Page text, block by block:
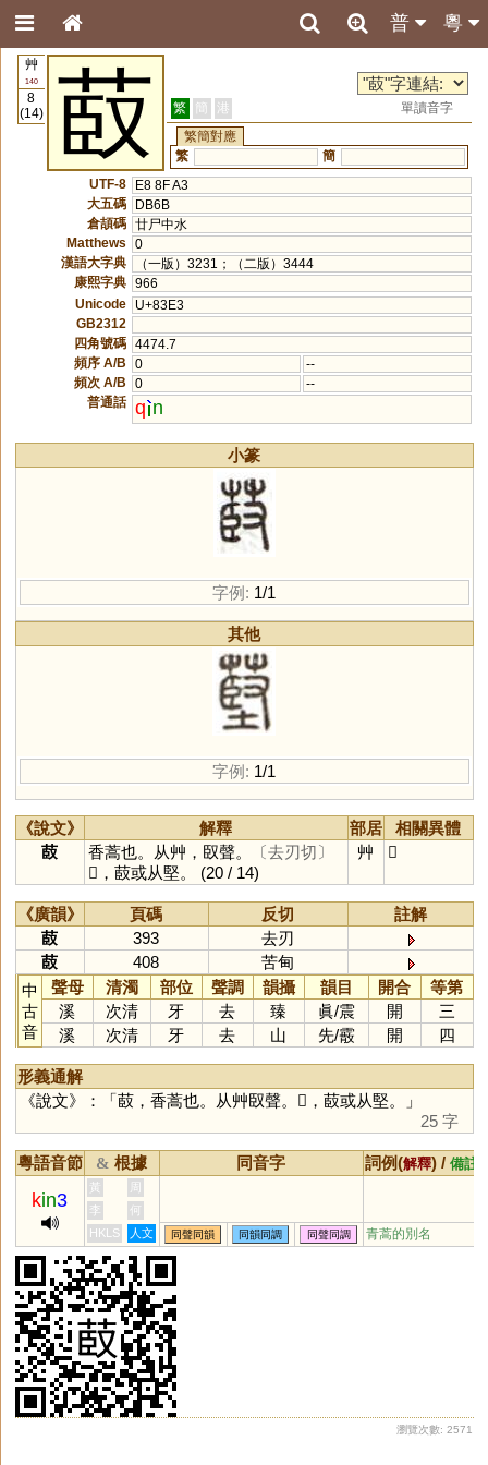
粵
普
艸
140
8
(14)
菣 繁 簡 港
單讀音字
繁簡對應
繁
簡
UTF-8
E8 8F A3
大五碼
DB6B
倉頡碼 廿尸中水
Matthews
0
漢語大字典
（一版）3231；（二版）3444
康熙字典 966
Unicode
U+83E3
GB2312
四角號碼 4474.7
頻序 A/B
0
--
頻次 A/B
0
--
普通話 q n
小篆
字例: 1/1
其他
字例: 1/1
《說文》 解釋 部居
相關異體
菣
香蒿也。从艸，臤聲。
〔去刃切〕
𦸃，菣或从堅。 (20 / 14)
艸 𦸃
《廣韻》 頁碼 反切
註解
菣
393
去刃
菣
408
苦甸
中
古
音
聲母 清濁 部位 聲調 韻攝 韻目 開合
等第
溪
次清 牙 去 臻 眞/震 開
三
溪
次清 牙 去 山 先/霰 開 四
形義通解
《說文》：「菣，香蒿也。从艸臤聲。𦸃，菣或从堅。」
25 字
粵語音節 & 根據 同音字 詞例(解釋) / 備註
kin3
黃
周
李
何
HKLS
人文 同聲同韻 同韻同調 同聲同調 青蒿的別名
瀏覽次數: 2571